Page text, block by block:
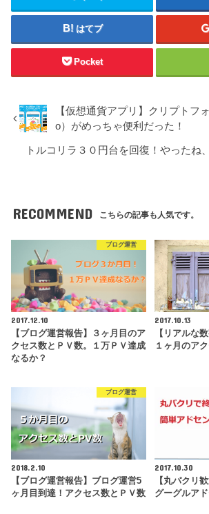
はてブ
Pocket
【仮想通貨アプリ】クリプトフ
o）がめっちゃ便利だった！
トルコリラ３０円台を回復！やったね
RECOMMEND こちらの記事も人気です。
ブログ運営
2017.12.10
【ブログ運営報告】３ヶ月目のア
クセス数とＰＶ数。１万ＰＶ達成
なるか？
2017.10.13
【リアルな
１ヶ月のア
ブログ運営
2018.2.10
【ブログ運営報告】ブログ運営5
ヶ月目到達！アクセス数とＰＶ数
2017.10.30
【丸パクリ
グーグルア